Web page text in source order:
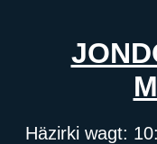
Häzirki wagt: